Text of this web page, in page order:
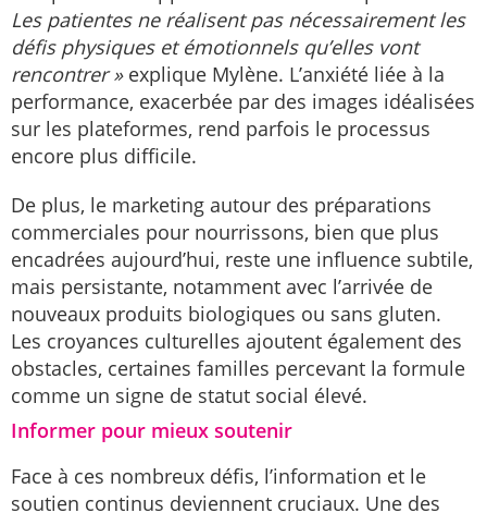
Les patientes ne réalisent pas nécessairement les
défis physiques et émotionnels qu’elles vont
rencontrer »explique Mylène. L’anxiété liée à la
performance, exacerbée par des images idéalisées
sur les plateformes, rend parfois le processus
encore plus difficile.
De plus, le marketing autour des préparations
commerciales pour nourrissons, bien que plus
encadrées aujourd’hui, reste une influence subtile,
mais persistante, notamment avec l’arrivée de
nouveaux produits biologiques ou sans gluten.
Les croyances culturelles ajoutent également des
obstacles, certaines familles percevant la formule
comme un signe de statut social élevé.
Informer pour mieux soutenir
Face à ces nombreux défis, l’information et le
soutien continus deviennent cruciaux. Une des